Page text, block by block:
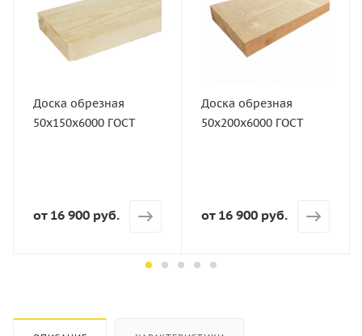
В наличии
Длина, мм
6000
ГОСТ
Доска обрезная
50х150х6000 ГОСТ
от 16 900 руб.
В наличии
Длина, мм
ГОСТ
Доска обрезная
50х200х6000 ГОСТ
от 16 900 руб.